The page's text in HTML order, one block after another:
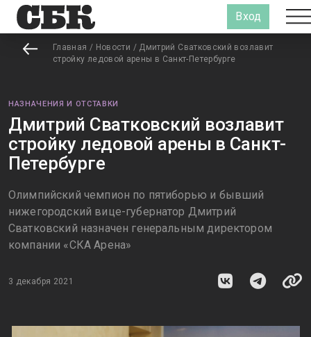
Вход
Главная / Новости / Дмитрий Сватковский возлавит
стройку ледовой арены в Санкт-Петербурге
НАЗНАЧЕНИЯ И ОТСТАВКИ
Дмитрий Сватковский возлавит
стройку ледовой арены в Санкт-
Петербурге
Олимпийский чемпион по пятиборью и бывший
нижегородский вице-губернатор Дмитрий
Сватковский назначен генеральным директором
компании «СКА Арена»
3 декабря 2021